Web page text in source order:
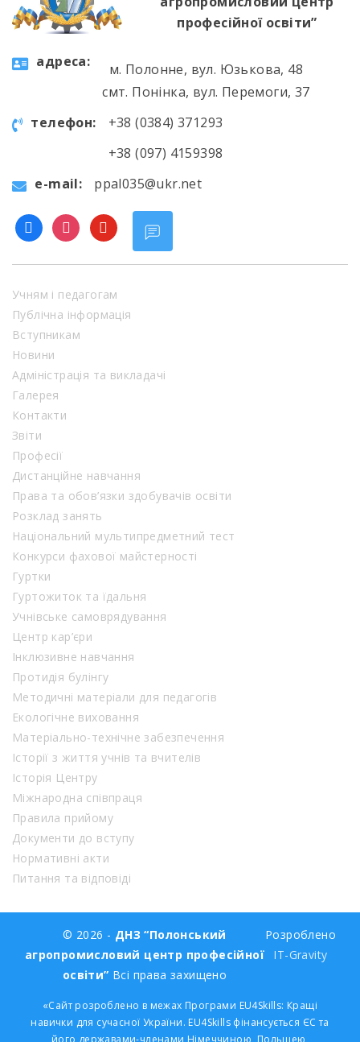
професійної освіти”
aдресa:
м. Полонне, вул. Юзькова, 48
смт. Понінка, вул. Перемоги, 37
телефон:
+38 (0384) 371293
+38 (097) 4159398
e-mail:
ppal035@ukr.net
facebookinstagram
youtube
Учням і педагогам
Публічна інформація
Вступникам
Новини
Адміністрація та викладачі
Галерея
Контакти
Звіти
Професії
Дистанційне навчання
Права та обов’язки здобувачів освіти
Розклад занять
Національний мультипредметний тест
Конкурси фахової майстерності
Гуртки
Гуртожиток та їдальня
Учнівське самоврядування
Центр кар’єри
Інклюзивне навчання
Протидія булінгу
Методичні матеріали для педагогів
Екологічне виховання
Матеріально-технічне забезпечення
Історії з життя учнів та вчителів
Історія Центру
Міжнародна співпраця
Правила прийому
Документи до вступу
Нормативні акти
Питання та відповіді
© 2026 - ДНЗ “Полонський
агропромисловий центр професійної
освіти” Всі права захищено
Розроблено
IT-Gravity
«Сайт розроблено в межах Програми EU4Skills: Кращі
навички для сучасної України. EU4Skills фінансується ЄС та
його державами-членами Німеччиною, Польщею,